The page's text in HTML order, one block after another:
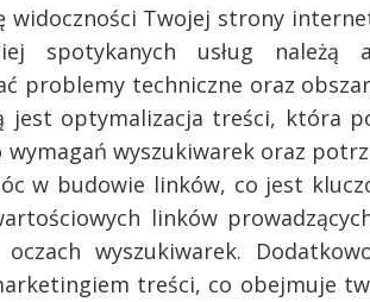
widoczności Twojej strony
spotykanych usług należą
problemy techniczne oraz
jest optymalizacja treści, która
wymagań wyszukiwarek oraz
w budowie linków, co jest
linków
wyszukiwarek.
treści, co obejmuje